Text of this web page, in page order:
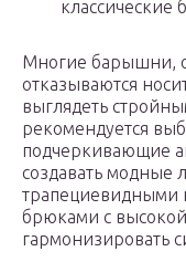
классические
Многие барышни,
отказываются
выглядеть
рекомендуется
подчеркивающие
создавать модные
трапециевидными
брюками с
гармонизировать